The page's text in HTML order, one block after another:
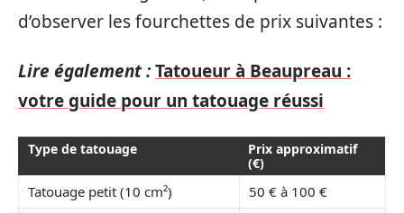
d’observer les fourchettes de prix suivantes :
Lire également :Tatoueur à Beaupreau :
votre guide pour un tatouage réussi
Type de tatouage
Prix approximatif
(€)
Tatouage petit (10 cm²)
50 € à 100 €